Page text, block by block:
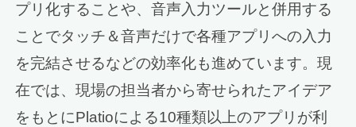
プリ化することや、音声入力ツールと併用する
ことでタッチ＆音声だけで各種アプリへの入力
を完結させるなどの効率化も進めています。現
在では、現場の担当者から寄せられたアイデア
をもとにPlatioによる10種類以上のアプリが利